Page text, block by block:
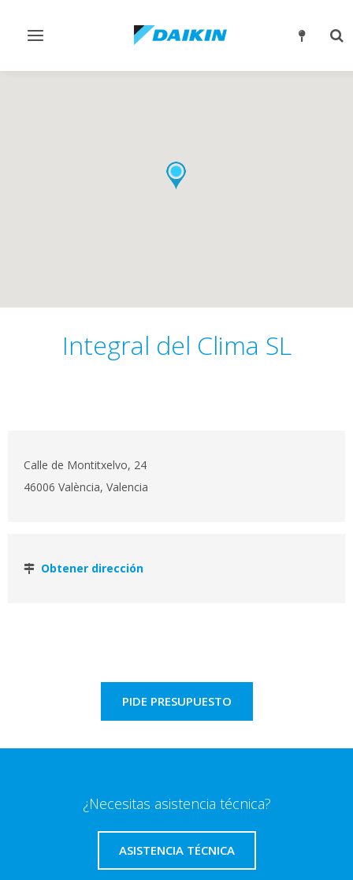
Alternar
Integral del Clima SL
Calle de Montitxelvo, 24
46006 València, Valencia
Obtener dirección
PIDE PRESUPUESTO
¿Necesitas asistencia técnica?
ASISTENCIA TÉCNICA